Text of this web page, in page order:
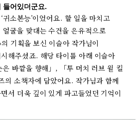
들어있더군요.
귀소본능’이었어요. 할 일을 마치고
얼굴을 맞대는 수건을 은유적으로
기획을 보신 이슬아 작가님이
해주셨죠. 해당 타이틀 아래 이슬아
바깥을 향해」, 「투 머치 러브 윌 킬
의 소책자에 담았어요. 작가님과 함께
서 더욱 깊이 있게 파고들었던 기억이